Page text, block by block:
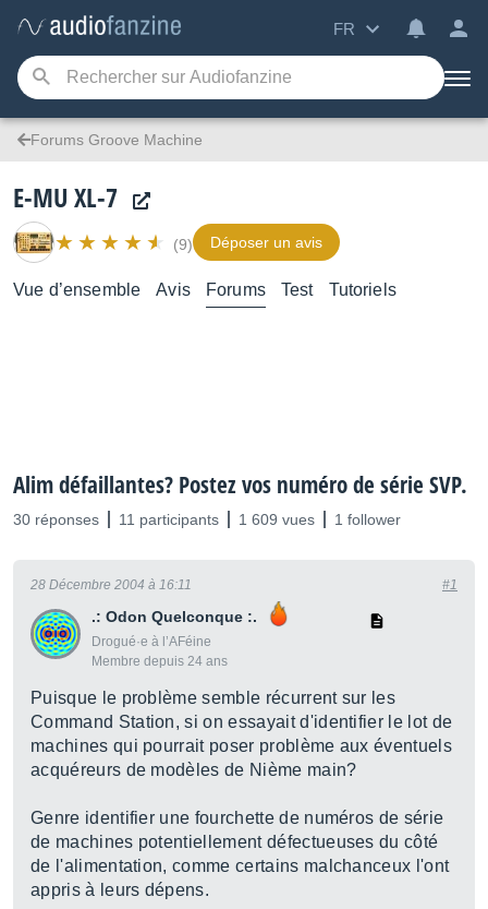
FR
Forums Groove Machine
E-MU XL-7
(9) Déposer un avis
Vue d’ensemble Avis Forums Test Tutoriels
Alim défaillantes? Postez vos numéro de série SVP.
30 réponses 11 participants 1 609 vues 1 follower
.: Odon Quelconque :.
Drogué·e à l’AFéine
Membre depuis 24 ans
28 Décembre 2004 à 16:11 #1
Puisque le problème semble récurrent sur les
Command Station, si on essayait d'identifier le lot de
machines qui pourrait poser problème aux éventuels
acquéreurs de modèles de Nième main?
Genre identifier une fourchette de numéros de série
de machines potentiellement défectueuses du côté
de l'alimentation, comme certains malchanceux l'ont
appris à leurs dépens.